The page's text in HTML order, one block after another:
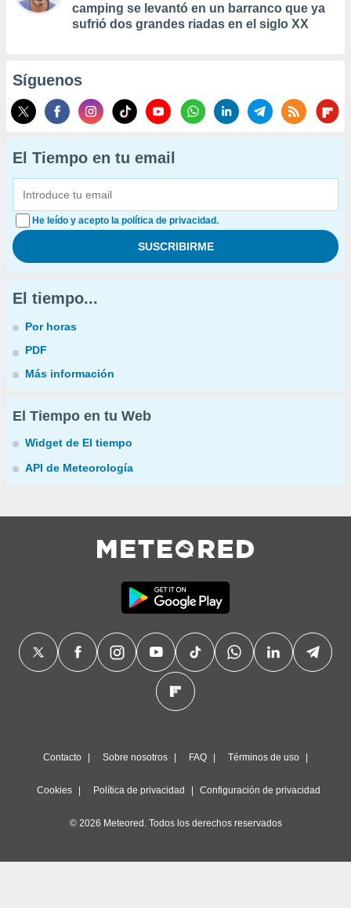
camping se levantó en un barranco que ya
sufrió dos grandes riadas en el siglo XX
Síguenos
El Tiempo en tu email
He leído y acepto la política de privacidad.
El tiempo...
Por horas
PDF
Más información
El Tiempo en tu Web
Widget de El tiempo
API de Meteorología
Contacto Sobre nosotros FAQ Términos de uso
Cookies Política de privacidad Configuración de privacidad
© 2026 Meteored. Todos los derechos reservados